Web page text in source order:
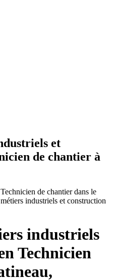
et
de chantier à
de chantier dans le
industriels et construction
industriels
Technicien